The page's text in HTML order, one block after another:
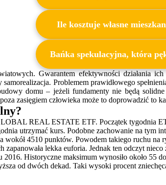
Ile kosztuje własne
Bańka spekulacyjna, która
Gwarantem efektywności działania
Problemem prawidłowego
domu – jeżeli fundamenty nie będą
zasięgiem człowieka może to doprowadzić to
REAL ESTATE ETF. Początek tygodnia
utrzymać kurs. Podobne zachowanie na tym
wokół 4510 punktów. Powodem takiego ruchu
zapanowała lekka euforia. Jednak ten odczyt
Historyczne maksimum wynosiło około 55
od dwóch dekad. Taki wysoki procent